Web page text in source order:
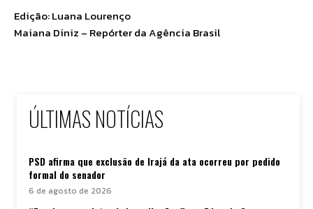
Edição: Luana Lourenço
Maiana Diniz – Repórter da Agência Brasil
ÚLTIMAS NOTÍCIAS
PSD afirma que exclusão de Irajá da ata ocorreu por pedido
formal do senador
6 de agosto de 2026